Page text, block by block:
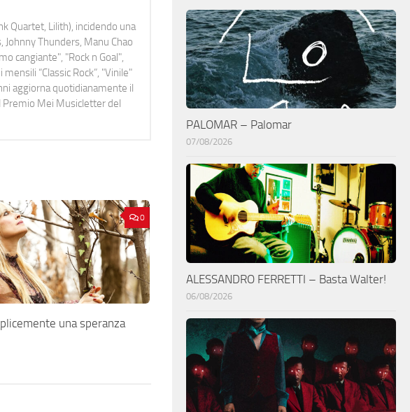
Quartet, Lilith), incidendo una
Thunders, Manu Chao
cangiante", "Rock n Goal",
“Classic Rock”, "Vinile"
aggiorna quotidianamente il
Premio Mei Musicletter del
0
una speranza
PALOMAR – Palomar
07/08/2026
ALESSANDRO FERRETTI – Basta Walter!
06/08/2026